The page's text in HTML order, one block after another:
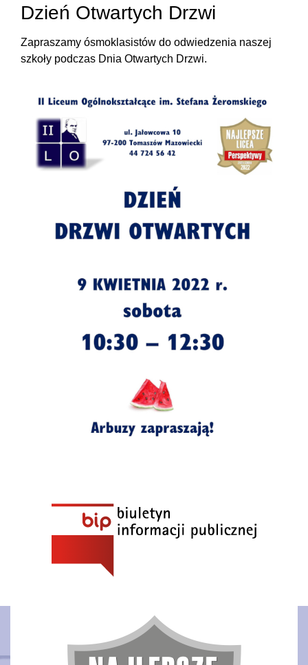
Dzień Otwartych Drzwi
Zapraszamy ósmoklasistów do odwiedzenia naszej
szkoły podczas Dnia Otwartych Drzwi.